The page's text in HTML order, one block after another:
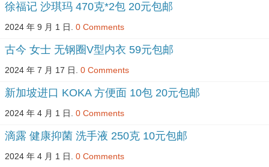
徐福记 沙琪玛 470克*2包 20元包邮
2024 年 9 月 1 日. 0 Comments
古今 女士 无钢圈V型内衣 59元包邮
2024 年 7 月 17 日. 0 Comments
新加坡进口 KOKA 方便面 10包 20元包邮
2024 年 4 月 1 日. 0 Comments
滴露 健康抑菌 洗手液 250克 10元包邮
2024 年 4 月 1 日. 0 Comments